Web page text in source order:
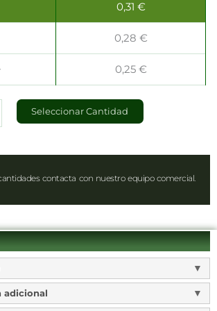
0,31 €
0,28 €
0,25 €
Seleccionar Cantidad
contacta con nuestro equipo comercial.
adicional